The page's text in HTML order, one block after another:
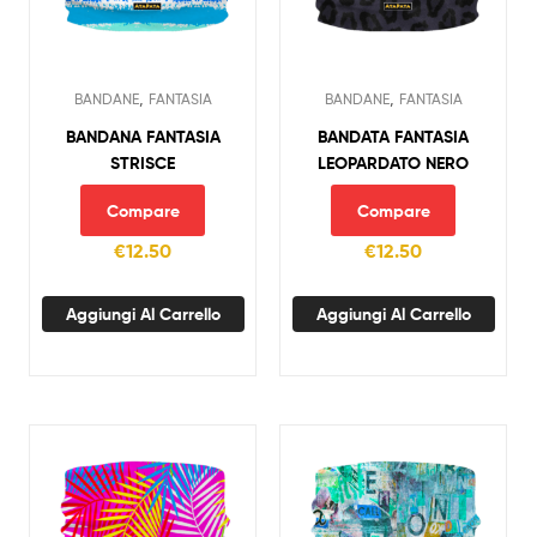
BANDANE, FANTASIA
BANDANA FANTASIA
STRISCE
Compare
€12.50
Aggiungi Al Carrello
BANDANE, FANTASIA
BANDATA FANTASIA
LEOPARDATO NERO
Compare
€12.50
Aggiungi Al Carrello